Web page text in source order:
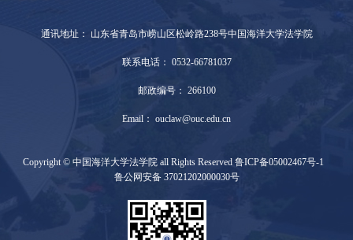
通讯地址： 山东省青岛市崂山区松岭路238号中国海洋大学法学院
联系电话： 0532-66781037
邮政编号： 266100
Email： ouclaw@ouc.edu.cn
Copyright © 中国海洋大学法学院 all Rights Reserved 鲁ICP备05002467号-1
鲁公网安备 37021202000030号